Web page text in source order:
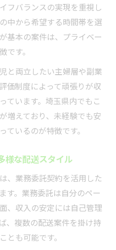
フバランスの実現を重視し
中から希望する時間帯を選
基本の案件は、プライベー
です。
と両立したい主婦層や副業
価制度によって頑張りが収
ています。埼玉県内でもこ
増えており、未経験でも安
ているのが特徴です。
様な配送スタイル
、業務委託契約を活用した
す。業務委託は自分のペー
、収入の安定には自己管理
、複数の配送案件を掛け持
とも可能です。